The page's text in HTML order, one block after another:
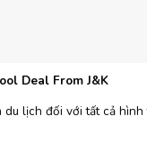
Deal From J&K
du lịch đối với tất cả hình